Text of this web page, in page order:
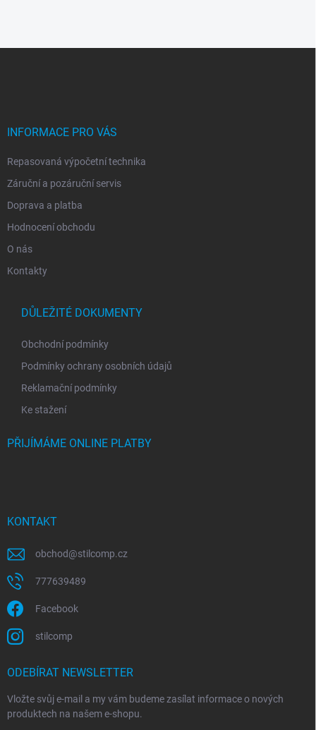
INFORMACE PRO VÁS
Repasovaná výpočetní technika
Záruční a pozáruční servis
Doprava a platba
Hodnocení obchodu
O nás
Kontakty
DŮLEŽITÉ DOKUMENTY
Obchodní podmínky
Podmínky ochrany osobních údajů
Reklamační podmínky
Ke stažení
PŘIJÍMÁME ONLINE PLATBY
KONTAKT
obchod@stilcomp.cz
777639489
Facebook
stilcomp
ODEBÍRAT NEWSLETTER
Vložte svůj e-mail a my vám budeme zasílat informace o nových
produktech na našem e-shopu.